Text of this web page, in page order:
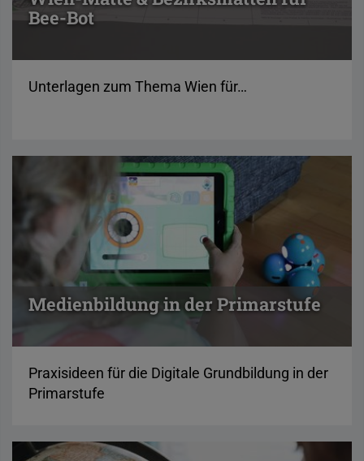
Bee-Bot
Unterlagen zum Thema Wien für…
Medienbildung in der Primarstufe
Praxisideen für die Digitale Grundbildung in der
Primarstufe